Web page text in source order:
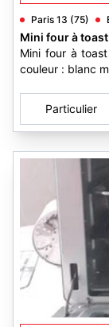
Paris 13 (75)
Mini four à toast
Mini four à
couleur : blanc
Particulier